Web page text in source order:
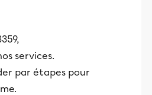
services.
par étapes pour